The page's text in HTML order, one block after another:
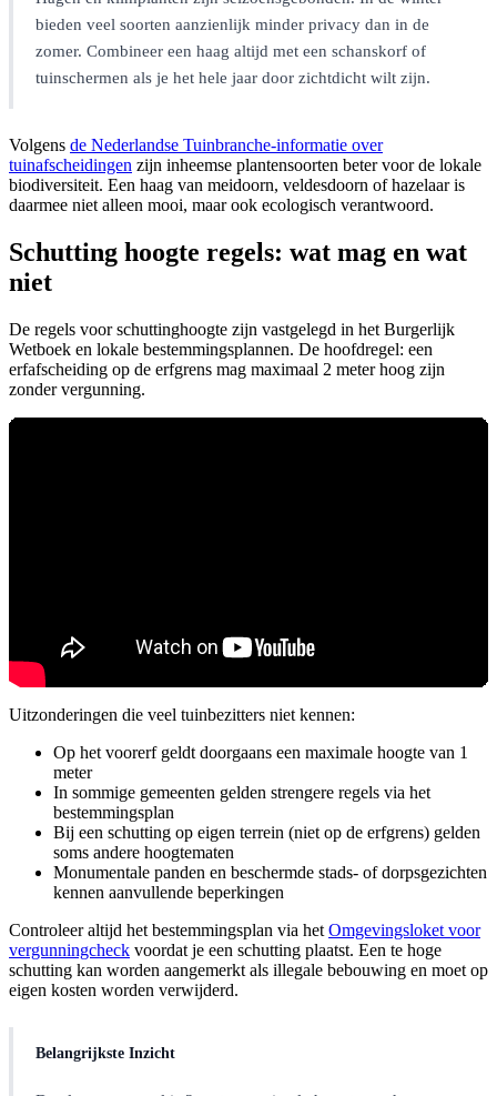
bieden veel soorten aanzienlijk minder privacy dan in de
zomer. Combineer een haag altijd met een schanskorf of
tuinschermen als je het hele jaar door zichtdicht wilt zijn.
Volgens de Nederlandse Tuinbranche-informatie over
tuinafscheidingen zijn inheemse plantensoorten beter voor de lokale
biodiversiteit. Een haag van meidoorn, veldesdoorn of hazelaar is
daarmee niet alleen mooi, maar ook ecologisch verantwoord.
Schutting hoogte regels: wat mag en wat
niet
De regels voor schuttinghoogte zijn vastgelegd in het Burgerlijk
Wetboek en lokale bestemmingsplannen. De hoofdregel: een
erfafscheiding op de erfgrens mag maximaal 2 meter hoog zijn
zonder vergunning.
Uitzonderingen die veel tuinbezitters niet kennen:
Op het voorerf geldt doorgaans een maximale hoogte van 1
meter
In sommige gemeenten gelden strengere regels via het
bestemmingsplan
Bij een schutting op eigen terrein (niet op de erfgrens) gelden
soms andere hoogtematen
Monumentale panden en beschermde stads- of dorpsgezichten
kennen aanvullende beperkingen
Controleer altijd het bestemmingsplan via het Omgevingsloket voor
vergunningcheck voordat je een schutting plaatst. Een te hoge
schutting kan worden aangemerkt als illegale bebouwing en moet op
eigen kosten worden verwijderd.
Belangrijkste Inzicht